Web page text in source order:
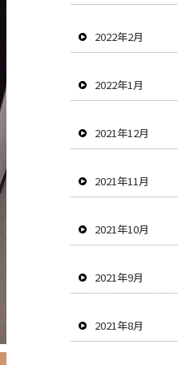
2022年2月
2022年1月
2021年12月
2021年11月
2021年10月
2021年9月
2021年8月